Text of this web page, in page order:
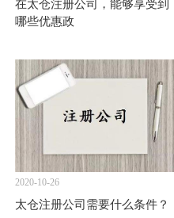
在太仓注册公司，能够享受到
哪些优惠政
2020-10-26
太仓注册公司需要什么条件？